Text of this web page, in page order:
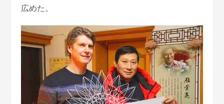
広めた。